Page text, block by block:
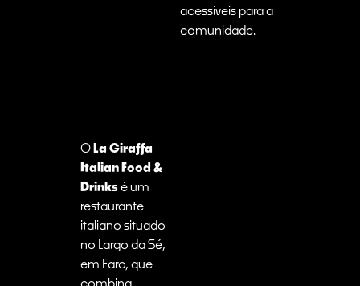
acessíveis para a
comunidade.
OLa Giraffa
Italian Food &
Drinksé um
restaurante
italiano situado
no Largo da Sé,
em Faro, que
combina